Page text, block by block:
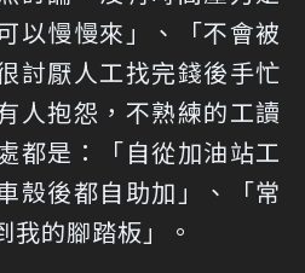
以慢慢來」、「不會被
討厭人工找完錢後手忙
人抱怨，不熟練的工讀
都是 ：「自從加油站工
殼後都自助加」、「常
我的腳踏板」。